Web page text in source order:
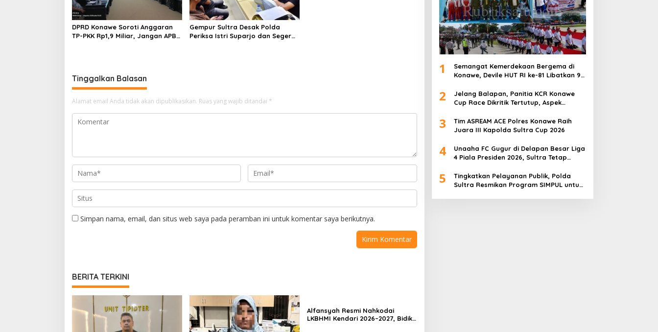
DPRD Konawe Soroti Anggaran
TP-PKK Rp1,9 Miliar, Jangan APBD
Gempur Sultra Desak Polda
Periksa Istri Suparjo dan Segera
Tinggalkan Balasan
Alamat email Anda tidak akan dipublikasikan. Ruas yang wajib ditandai *
Simpan nama, email, dan situs web saya pada peramban ini untuk komentar saya berikutnya.
BERITA TERKINI
Alfansyah Resmi Nahkodai
LKBHMI Kendari 2026–2027, Bidik
1
Semangat Kemerdekaan Bergema di
Konawe, Devile HUT RI ke-81 Libatkan 98
2
Jelang Balapan, Panitia KCR Konawe
Cup Race Dikritik Tertutup, Aspek
3
Tim ASREAM ACE Polres Konawe Raih
Juara III Kapolda Sultra Cup 2026
4
Unaaha FC Gugur di Delapan Besar Liga
4 Piala Presiden 2026, Sultra Tetap
5
Tingkatkan Pelayanan Publik, Polda
Sultra Resmikan Program SIMPUL untuk